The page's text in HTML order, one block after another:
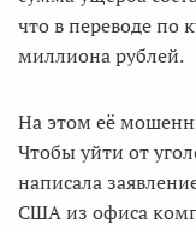
что в переводе по
миллиона рублей.
На этом её
Чтобы уйти от
написала
США из офиса